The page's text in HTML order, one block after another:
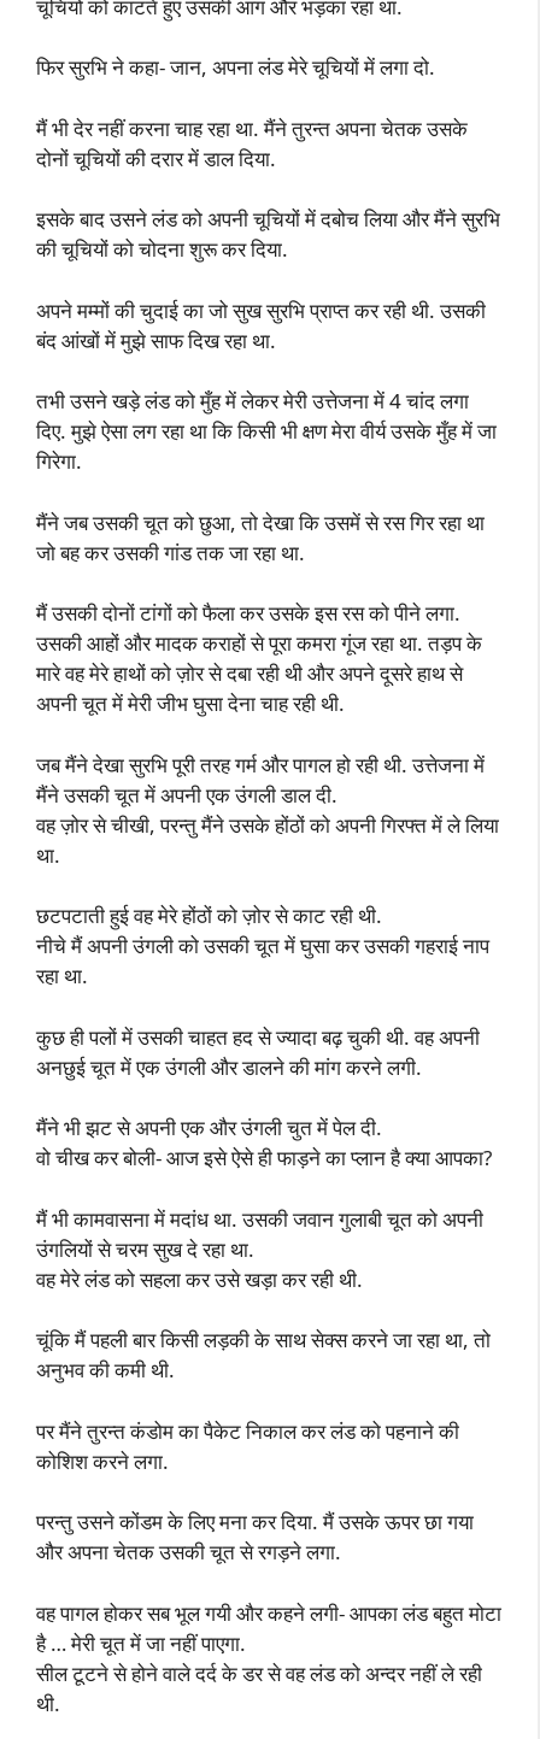
चूचियों को काटते हुए उसकी आग और भड़का रहा था.
फिर सुरभि ने कहा- जान, अपना लंड मेरे चूचियों में लगा दो.
मैं भी देर नहीं करना चाह रहा था. मैंने तुरन्त अपना चेतक उसके
दोनों चूचियों की दरार में डाल दिया.
इसके बाद उसने लंड को अपनी चूचियों में दबोच लिया और मैंने सुरभि
की चूचियों को चोदना शुरू कर दिया.
अपने मम्मों की चुदाई का जो सुख सुरभि प्राप्त कर रही थी. उसकी
बंद आंखों में मुझे साफ दिख रहा था.
तभी उसने खड़े लंड को मुँह में लेकर मेरी उत्तेजना में 4 चांद लगा
दिए. मुझे ऐसा लग रहा था कि किसी भी क्षण मेरा वीर्य उसके मुँह में जा
गिरेगा.
मैंने जब उसकी चूत को छुआ, तो देखा कि उसमें से रस गिर रहा था
जो बह कर उसकी गांड तक जा रहा था.
मैं उसकी दोनों टांगों को फैला कर उसके इस रस को पीने लगा.
उसकी आहों और मादक कराहों से पूरा कमरा गूंज रहा था. तड़प के
मारे वह मेरे हाथों को ज़ोर से दबा रही थी और अपने दूसरे हाथ से
अपनी चूत में मेरी जीभ घुसा देना चाह रही थी.
जब मैंने देखा सुरभि पूरी तरह गर्म और पागल हो रही थी. उत्तेजना में
मैंने उसकी चूत में अपनी एक उंगली डाल दी.
वह ज़ोर से चीखी, परन्तु मैंने उसके होंठों को अपनी गिरफ्त में ले लिया
था.
छटपटाती हुई वह मेरे होंठों को ज़ोर से काट रही थी.
नीचे मैं अपनी उंगली को उसकी चूत में घुसा कर उसकी गहराई नाप
रहा था.
कुछ ही पलों में उसकी चाहत हद से ज्यादा बढ़ चुकी थी. वह अपनी
अनछुई चूत में एक उंगली और डालने की मांग करने लगी.
मैंने भी झट से अपनी एक और उंगली चुत में पेल दी.
वो चीख कर बोली- आज इसे ऐसे ही फाड़ने का प्लान है क्या आपका?
मैं भी कामवासना में मदांध था. उसकी जवान गुलाबी चूत को अपनी
उंगलियों से चरम सुख दे रहा था.
वह मेरे लंड को सहला कर उसे खड़ा कर रही थी.
चूंकि मैं पहली बार किसी लड़की के साथ सेक्स करने जा रहा था, तो
अनुभव की कमी थी.
पर मैंने तुरन्त कंडोम का पैकेट निकाल कर लंड को पहनाने की
कोशिश करने लगा.
परन्तु उसने कोंडम के लिए मना कर दिया. मैं उसके ऊपर छा गया
और अपना चेतक उसकी चूत से रगड़ने लगा.
वह पागल होकर सब भूल गयी और कहने लगी- आपका लंड बहुत मोटा
है … मेरी चूत में जा नहीं पाएगा.
सील टूटने से होने वाले दर्द के डर से वह लंड को अन्दर नहीं ले रही
थी.